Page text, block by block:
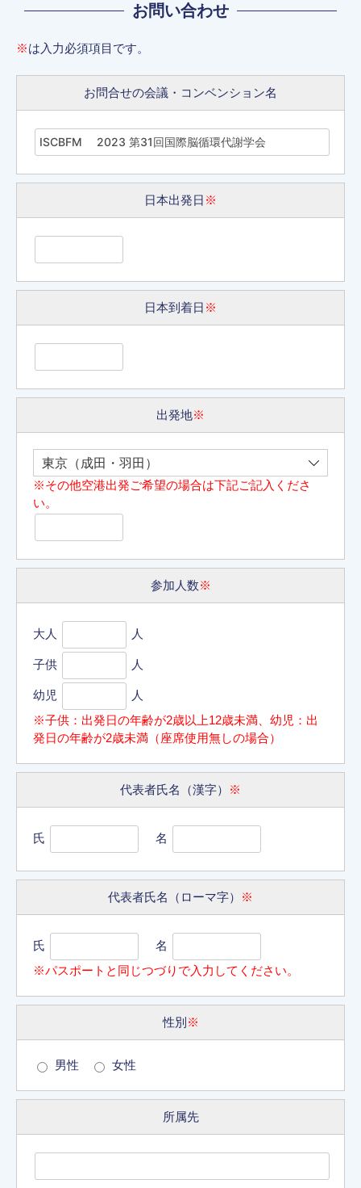
お問い合わせ
※は入力必須項目です。
お問合せの会議・コンベンション名
日本出発日 ※
日本到着日 ※
出発地※
※その他空港出発ご希望の場合は下記ご記入くださ
い。
参加人数※
大人 人
子供 人
幼児
人
※子供：出発日の年齢が2歳以上12歳未満、幼児：出
発日の年齢が2歳未満（座席使用無しの場合）
代表者氏名（漢字） ※
氏 名
代表者氏名（ローマ字） ※
氏
名
※パスポートと同じつづりで入力してください。
性別 ※
男性 女性
所属先